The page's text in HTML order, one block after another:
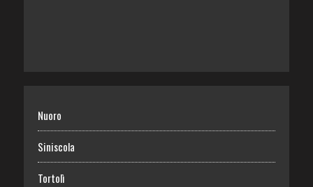
Nuoro
Siniscola
Tortolì